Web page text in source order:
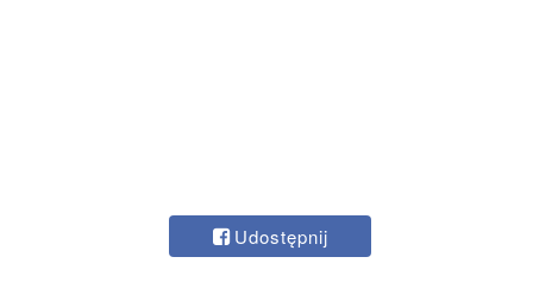
Udostępnij